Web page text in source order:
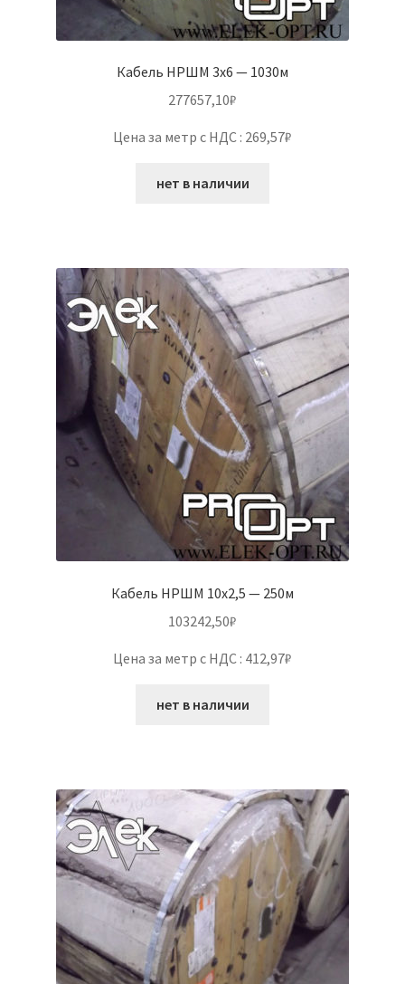
Кабель НРШМ 3х6 — 1030м
277657,10₽
Цена за метр с НДС : 269,57₽
нет в наличии
Кабель НРШМ 10х2,5 — 250м
103242,50₽
Цена за метр с НДС : 412,97₽
нет в наличии